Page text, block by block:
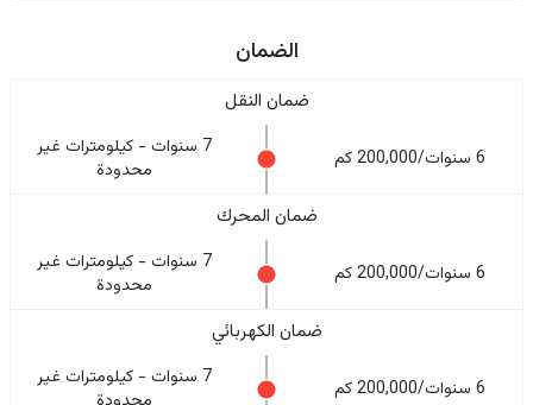
الضمان
ضمان النقل
6 سنوات/200,000 كم
7 سنوات - كيلومترات غير
محدودة
ضمان المحرك
6 سنوات/200,000 كم
7 سنوات - كيلومترات غير
محدودة
ضمان الكهربائي
6 سنوات/200,000 كم
7 سنوات - كيلومترات غير